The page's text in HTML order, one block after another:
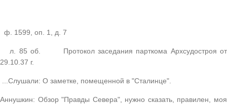
ф. 1599, оп. 1, д. 7
л. 85 об. Протокол заседания парткома Архсудостроя от
29.10.37 г.
...Слушали: О заметке, помещенной в "Сталинце".
Аннушкин: Обзор "Правды Севера", нужно сказать, правилен, моя